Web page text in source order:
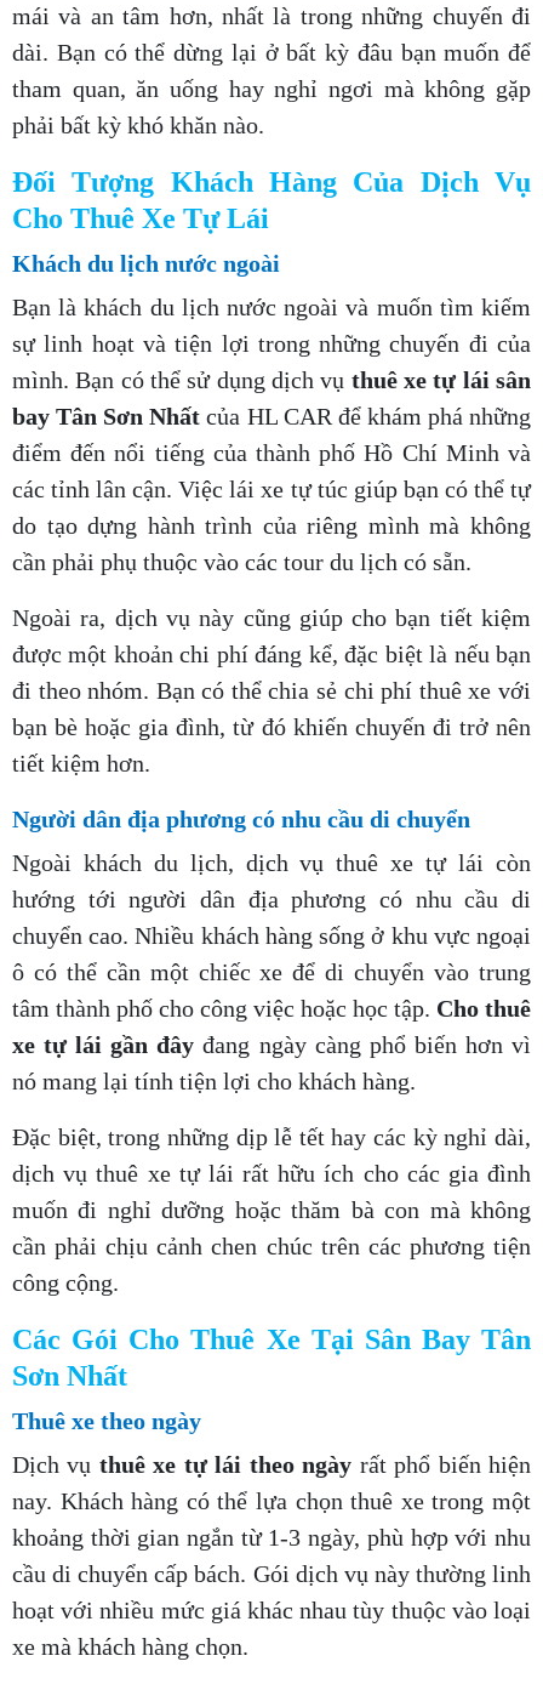
mái và an tâm hơn, nhất là trong những chuyến đi
dài. Bạn có thể dừng lại ở bất kỳ đâu bạn muốn để
tham quan, ăn uống hay nghỉ ngơi mà không gặp
phải bất kỳ khó khăn nào.
Đối Tượng Khách Hàng Của Dịch Vụ
Cho Thuê Xe Tự Lái
Khách du lịch nước ngoài
Bạn là khách du lịch nước ngoài và muốn tìm kiếm
sự linh hoạt và tiện lợi trong những chuyến đi của
mình. Bạn có thể sử dụng dịch vụ thuê xe tự lái sân
bay Tân Sơn Nhất của HL CAR để khám phá những
điểm đến nổi tiếng của thành phố Hồ Chí Minh và
các tỉnh lân cận. Việc lái xe tự túc giúp bạn có thể tự
do tạo dựng hành trình của riêng mình mà không
cần phải phụ thuộc vào các tour du lịch có sẵn.
Ngoài ra, dịch vụ này cũng giúp cho bạn tiết kiệm
được một khoản chi phí đáng kể, đặc biệt là nếu bạn
đi theo nhóm. Bạn có thể chia sẻ chi phí thuê xe với
bạn bè hoặc gia đình, từ đó khiến chuyến đi trở nên
tiết kiệm hơn.
Người dân địa phương có nhu cầu di chuyển
Ngoài khách du lịch, dịch vụ thuê xe tự lái còn
hướng tới người dân địa phương có nhu cầu di
chuyển cao. Nhiều khách hàng sống ở khu vực ngoại
ô có thể cần một chiếc xe để di chuyển vào trung
tâm thành phố cho công việc hoặc học tập. Cho thuê
xe tự lái gần đây đang ngày càng phổ biến hơn vì
nó mang lại tính tiện lợi cho khách hàng.
Đặc biệt, trong những dịp lễ tết hay các kỳ nghỉ dài,
dịch vụ thuê xe tự lái rất hữu ích cho các gia đình
muốn đi nghỉ dưỡng hoặc thăm bà con mà không
cần phải chịu cảnh chen chúc trên các phương tiện
công cộng.
Các Gói Cho Thuê Xe Tại Sân Bay Tân
Sơn Nhất
Thuê xe theo ngày
Dịch vụ thuê xe tự lái theo ngày rất phổ biến hiện
nay. Khách hàng có thể lựa chọn thuê xe trong một
khoảng thời gian ngắn từ 1-3 ngày, phù hợp với nhu
cầu di chuyển cấp bách. Gói dịch vụ này thường linh
hoạt với nhiều mức giá khác nhau tùy thuộc vào loại
xe mà khách hàng chọn.